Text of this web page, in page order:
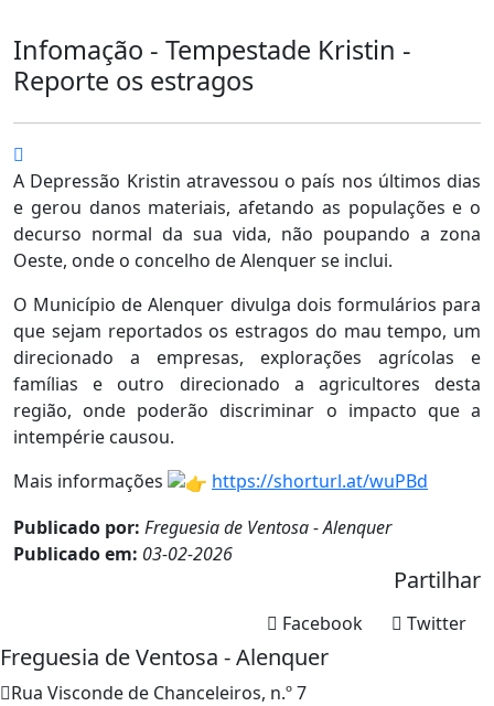
Infomação - Tempestade Kristin -
Reporte os estragos
A Depressão Kristin atravessou o país nos últimos dias
e gerou danos materiais, afetando as populações e o
decurso normal da sua vida, não poupando a zona
Oeste, onde o concelho de Alenquer se inclui.
O Município de Alenquer divulga dois formulários para
que sejam reportados os estragos do mau tempo, um
direcionado a empresas, explorações agrícolas e
famílias e outro direcionado a agricultores desta
região, onde poderão discriminar o impacto que a
intempérie causou.
Mais informações
https://shorturl.at/wuPBd
Publicado por: Freguesia de Ventosa - Alenquer
Publicado em: 03-02-2026
Partilhar
Twitter
Facebook
Freguesia de Ventosa - Alenquer
Rua Visconde de Chanceleiros, n.º 7